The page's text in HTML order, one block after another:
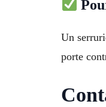
Un
porte